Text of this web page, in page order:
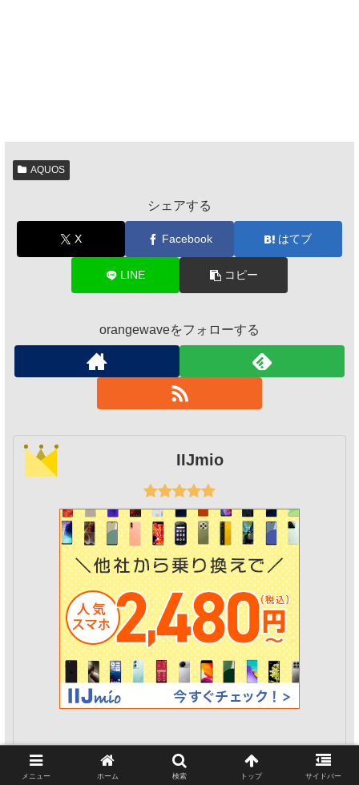
AQUOS
シェアする
X Facebook はてブ
LINE コピー
orangewaveをフォローする
IIJmio
◎ 2024年オリコン顧客満足度 格安SIM 第1位
メニュー ホーム 検索 トップ サイドバー